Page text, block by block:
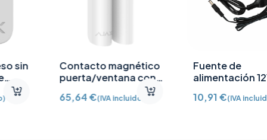
Contacto magnético
puerta/ventana con
Detector vibración e
inclinación AJ-
65,64 (IVA incluido)
Fuente de
alimentación 12V CC
/2A
10,91 (IVA incluido)